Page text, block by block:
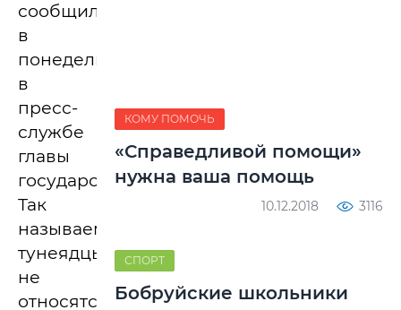
сообщили
в
понедельник
в
пресс-
службе
главы
государства.
Так
называемые
тунеядцы
не
относятся
КОМУ ПОМОЧЬ
«Справедливой помощи»
нужна ваша помощь
10.12.2018 3116
СПОРТ
Бобруйские школьники